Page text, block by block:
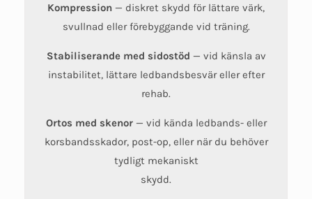
Kompression — diskret skydd för lättare värk,
svullnad eller förebyggande vid träning.
Stabiliserande med sidostöd — vid känsla av
instabilitet, lättare ledbandsbesvär eller efter
rehab.
Ortos med skenor— vid kända ledbands- eller
korsbandsskador, post-op, eller när du behöver
tydligt mekaniskt
skydd.